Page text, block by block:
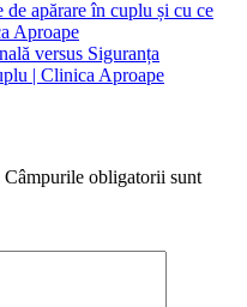
apărare în cuplu și cu ce
Aproape
versus Siguranța
| Clinica Aproape
Câmpurile obligatorii sunt